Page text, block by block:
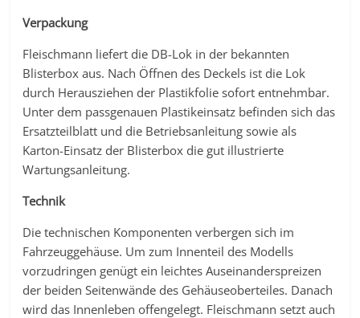
Verpackung
Fleischmann liefert die DB-Lok in der bekannten
Blisterbox aus. Nach Öffnen des Deckels ist die Lok
durch Herausziehen der Plastikfolie sofort entnehmbar.
Unter dem passgenauen Plastikeinsatz befinden sich das
Ersatzteilblatt und die Betriebsanleitung sowie als
Karton-Einsatz der Blisterbox die gut illustrierte
Wartungsanleitung.
Technik
Die technischen Komponenten verbergen sich im
Fahrzeuggehäuse. Um zum Innenteil des Modells
vorzudringen genügt ein leichtes Auseinanderspreizen
der beiden Seitenwände des Gehäuseoberteiles. Danach
wird das Innenleben offengelegt. Fleischmann setzt auch